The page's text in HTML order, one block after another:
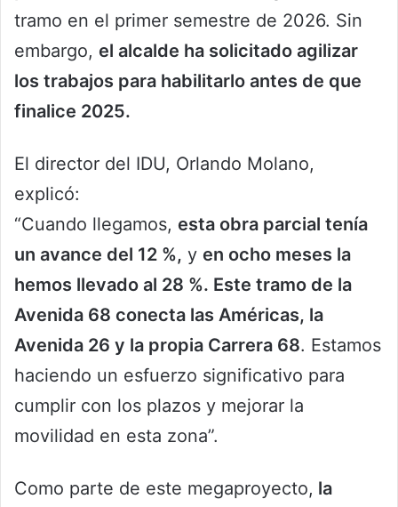
tramo en el primer semestre de 2026. Sin
embargo, el alcalde ha solicitado agilizar
los trabajos para habilitarlo antes de que
finalice 2025.
El director del IDU, Orlando Molano,
explicó:
“Cuando llegamos, esta obra parcial tenía
un avance del 12 %, y en ocho meses la
hemos llevado al 28 %. Este tramo de la
Avenida 68 conecta las Américas, la
Avenida 26 y la propia Carrera 68. Estamos
haciendo un esfuerzo significativo para
cumplir con los plazos y mejorar la
movilidad en esta zona”.
Como parte de este megaproyecto, la